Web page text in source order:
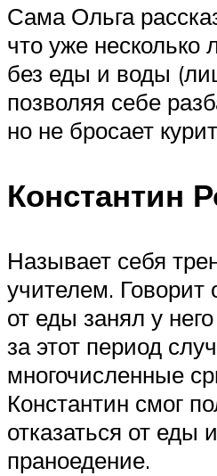
Сама Ольга
что уже несколько
без еды и воды
позволяя себе
но не бросает
Константин
Называет себя
учителем. Говорит
от еды занял у
за этот период
многочисленные
Константин смог
отказаться от еды
праноедение.